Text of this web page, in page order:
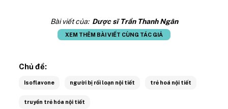
Bài viết của: Dược sĩ Trần Thanh Ngân
XEM THÊM BÀI VIẾT CÙNG TÁC GIẢ
Chủ đề:
Isoflavone người bị rối loạn nội tiết trẻ hoá nội tiết
truyền trẻ hóa nội tiết